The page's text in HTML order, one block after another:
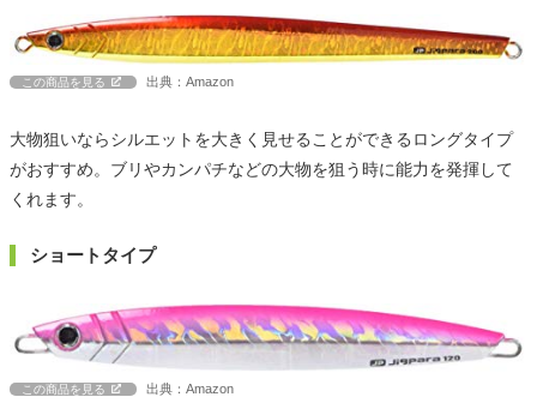
この商品を見る 出典：Amazon
大物狙いならシルエットを大きく見せることができるロングタイプ
がおすすめ。ブリやカンパチなどの大物を狙う時に能力を発揮して
くれます。
ショートタイプ
この商品を見る 出典：Amazon